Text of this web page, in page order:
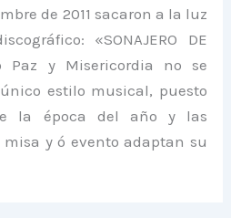
de 2011 sacaron a la luz
«SONAJERO DE
Paz y Misericordia no se
estilo musical, puesto
la época del año y las
y ó evento adaptan su